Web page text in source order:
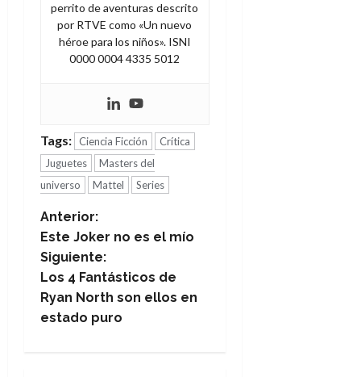
perrito de aventuras descrito
por RTVE como «Un nuevo
héroe para los niños». ISNI
0000 0004 4335 5012
Tags: Ciencia Ficción
Crítica
Juguetes
Masters del
universo
Mattel Series
N
a
v
e
Anterior:
Este Joker no es el mío
Siguiente:
Los 4 Fantásticos de
Ryan North son ellos en
estado puro